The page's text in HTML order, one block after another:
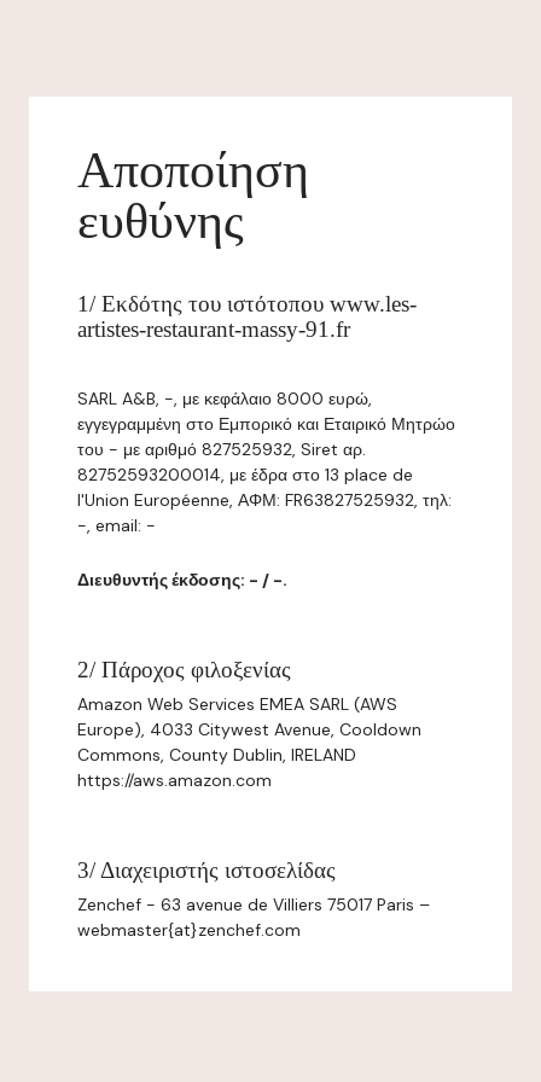
Αποποίηση
ευθύνης
1/ Εκδότης του ιστότοπου www.les-
artistes-restaurant-massy-91.fr
SARL A&B, -, με κεφάλαιο 8000 ευρώ,
εγγεγραμμένη στο Εμπορικό και Εταιρικό Μητρώο
του - με αριθμό 827525932, Siret αρ.
82752593200014, με έδρα στο 13 place de
l'Union Européenne, ΑΦΜ: FR63827525932, τηλ:
-, email: -
Διευθυντής έκδοσης: - / -.
2/ Πάροχος φιλοξενίας
Amazon Web Services EMEA SARL (AWS
Europe), 4033 Citywest Avenue, Cooldown
Commons, County Dublin, IRELAND
https://aws.amazon.com
3/ Διαχειριστής ιστοσελίδας
Zenchef - 63 avenue de Villiers 75017 Paris –
webmaster{at}zenchef.com